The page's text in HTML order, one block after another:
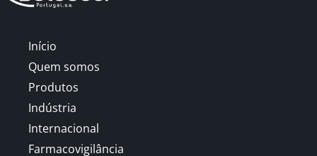
Início
Quem somos
Produtos
Indústria
Internacional
Farmacovigilância